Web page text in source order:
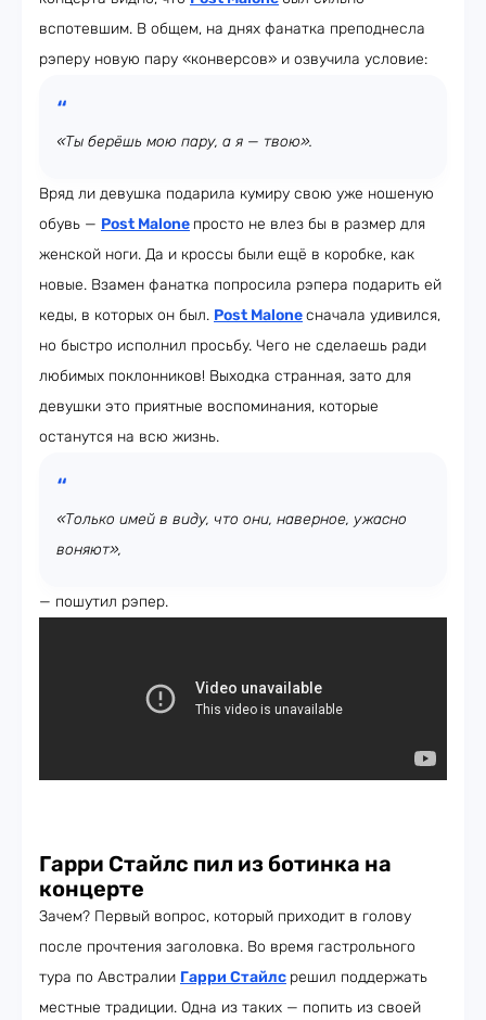
вспотевшим. В общем, на днях фанатка преподнесла
рэперу новую пару «конверсов» и озвучила условие:
«Ты берёшь мою пару, а я — твою».
Вряд ли девушка подарила кумиру свою уже ношеную
обувь — Post Malone просто не влез бы в размер для
женской ноги. Да и кроссы были ещё в коробке, как
новые. Взамен фанатка попросила рэпера подарить ей
кеды, в которых он был. Post Maloneсначала удивился,
но быстро исполнил просьбу. Чего не сделаешь ради
любимых поклонников! Выходка странная, зато для
девушки это приятные воспоминания, которые
останутся на всю жизнь.
«Только имей в виду, что они, наверное, ужасно
воняют»,
— пошутил рэпер.
Гарри Стайлс пил из ботинка на
концерте
Зачем? Первый вопрос, который приходит в голову
после прочтения заголовка. Во время гастрольного
тура по Австралии Гарри Стайлс решил поддержать
местные традиции. Одна из таких — попить из своей